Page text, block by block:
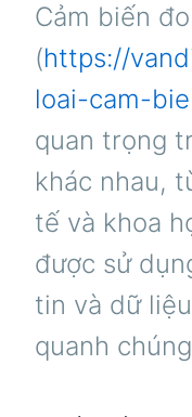
Cảm biến đo
(https://
loai-cam-
quan trọng
khác nhau,
tế và khoa
được sử
tin và dữ
quanh